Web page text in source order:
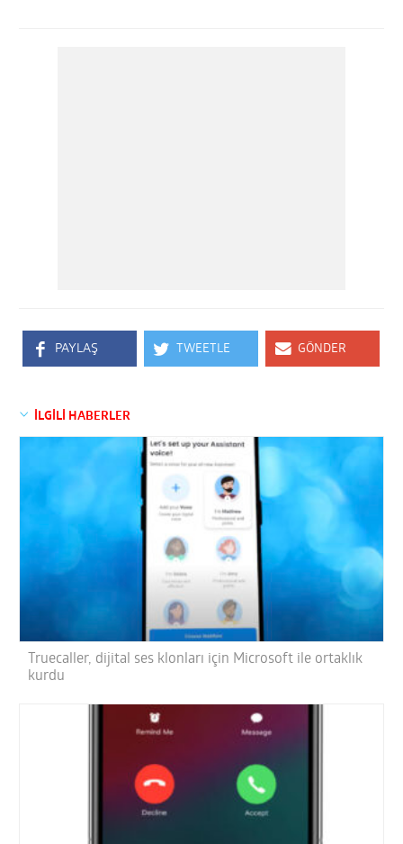
PAYLAŞ TWEETLE GÖNDER
İLGİLİ HABERLER
Truecaller, dijital ses klonları için Microsoft ile ortaklık
kurdu